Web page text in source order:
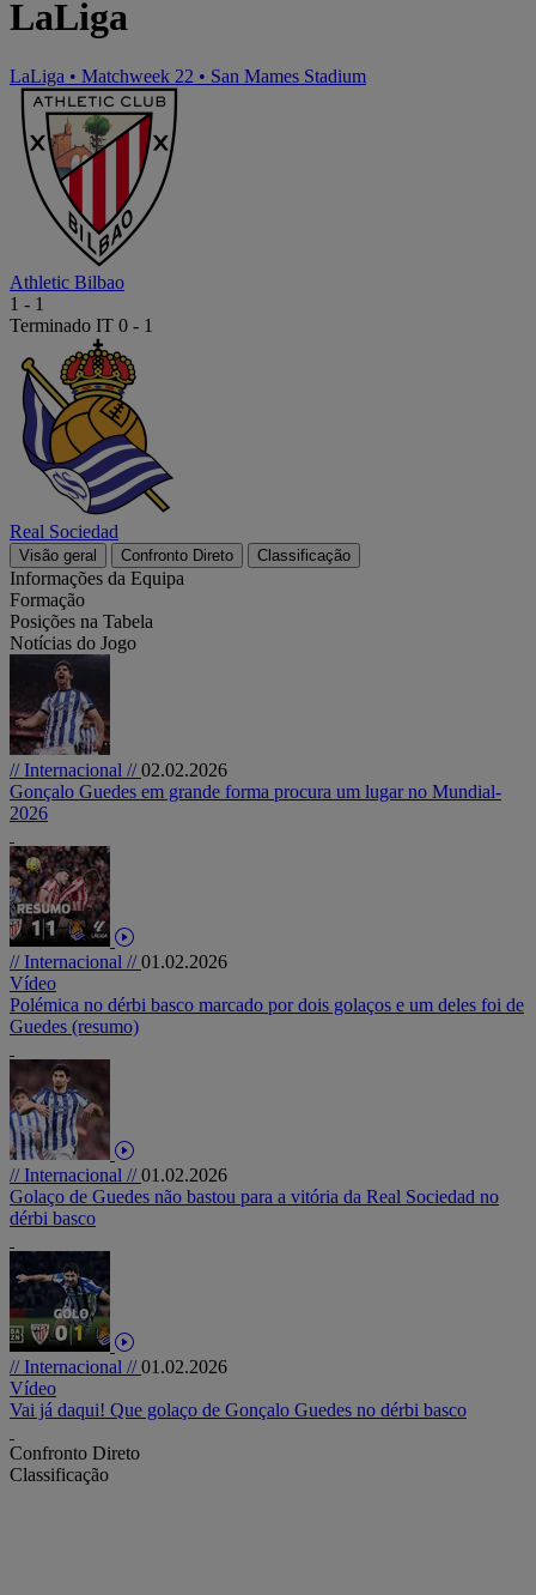
LaLiga
LaLiga • Matchweek 22 • San Mames Stadium
Athletic Bilbao
1 - 1
Terminado IT 0 - 1
Real Sociedad
Visão geral Confronto Direto Classificação
Informações da Equipa
Formação
Posições na Tabela
Notícias do Jogo
// Internacional //02.02.2026
Gonçalo Guedes em grande forma procura um lugar no Mundial-
2026
// Internacional //01.02.2026
Vídeo
Polémica no dérbi basco marcado por dois golaços e um deles foi de
Guedes (resumo)
// Internacional //01.02.2026
Golaço de Guedes não bastou para a vitória da Real Sociedad no
dérbi basco
// Internacional //01.02.2026
Vídeo
Vai já daqui! Que golaço de Gonçalo Guedes no dérbi basco
Confronto Direto
Classificação